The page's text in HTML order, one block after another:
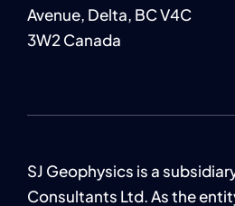
Avenue, Delta, BC V4C
3W2 Canada
SJ Geophysics is a
Consultants Ltd. As the